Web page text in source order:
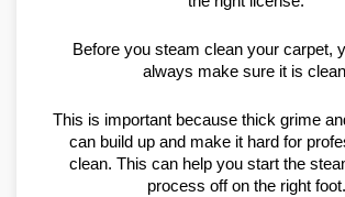
Before you steam clean your carpet,
always make sure it is
This is important because thick grime
can build up and make it hard for
clean. This can help you start the
process off on the right foot.